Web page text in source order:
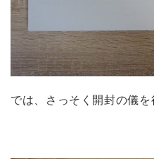
では、さっそく開封の儀を